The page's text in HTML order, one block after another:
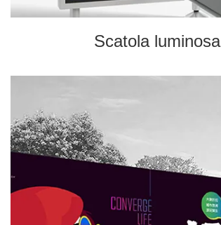
Scatola luminosa